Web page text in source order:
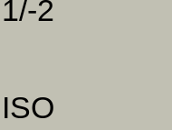
1/-2
ISO